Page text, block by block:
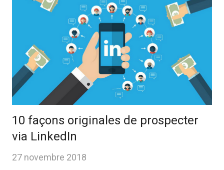
10 façons originales de prospecter
via LinkedIn
27 novembre 2018